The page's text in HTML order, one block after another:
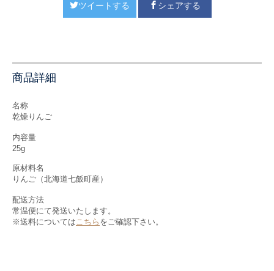
ツイートする シェアする
商品詳細
名称
乾燥りんご
内容量
25g
原材料名
りんご（北海道七飯町産）
配送方法
常温便にて発送いたします。
※送料についてはこちら をご確認下さい。